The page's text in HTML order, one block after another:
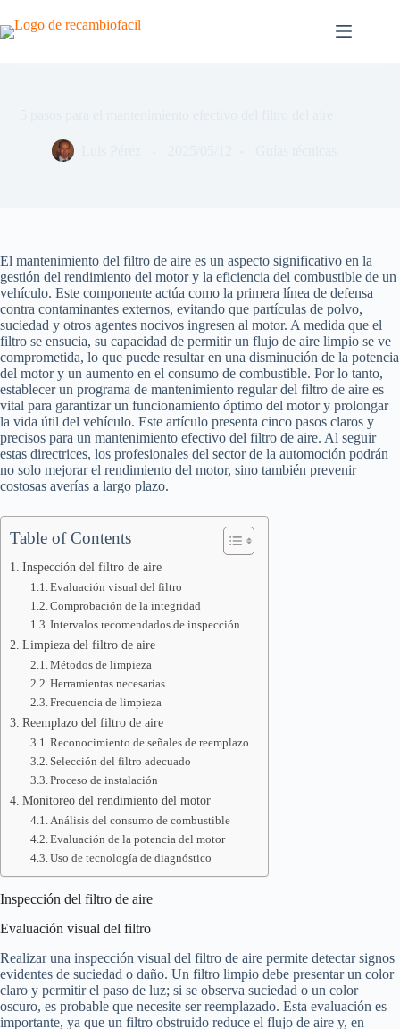
al
contenido
El mantenimiento del filtro de aire es un aspecto significativo en la
gestión del rendimiento del motor y la eficiencia del combustible de un
vehículo. Este componente actúa como la primera línea de defensa
contra contaminantes externos, evitando que partículas de polvo,
suciedad y otros agentes nocivos ingresen al motor. A medida que el
filtro se ensucia, su capacidad de permitir un flujo de aire limpio se ve
comprometida, lo que puede resultar en una disminución de la potencia
del motor y un aumento en el consumo de combustible. Por lo tanto,
establecer un programa de mantenimiento regular del filtro de aire es
vital para garantizar un funcionamiento óptimo del motor y prolongar
la vida útil del vehículo. Este artículo presenta cinco pasos claros y
precisos para un mantenimiento efectivo del filtro de aire. Al seguir
estas directrices, los profesionales del sector de la automoción podrán
no solo mejorar el rendimiento del motor, sino también prevenir
costosas averías a largo plazo.
Table of Contents
Inspección del filtro de aire
Evaluación visual del filtro
Comprobación de la integridad
Intervalos recomendados de inspección
Limpieza del filtro de aire
Métodos de limpieza
Herramientas necesarias
Frecuencia de limpieza
Reemplazo del filtro de aire
Reconocimiento de señales de reemplazo
Selección del filtro adecuado
Proceso de instalación
Monitoreo del rendimiento del motor
Análisis del consumo de combustible
Evaluación de la potencia del motor
Uso de tecnología de diagnóstico
Inspección del filtro de aire
Evaluación visual del filtro
Realizar una inspección visual del filtro de aire permite detectar signos
evidentes de suciedad o daño. Un filtro limpio debe presentar un color
claro y permitir el paso de luz; si se observa suciedad o un color
oscuro, es probable que necesite ser reemplazado. Esta evaluación es
importante, ya que un filtro obstruido reduce el flujo de aire y, en